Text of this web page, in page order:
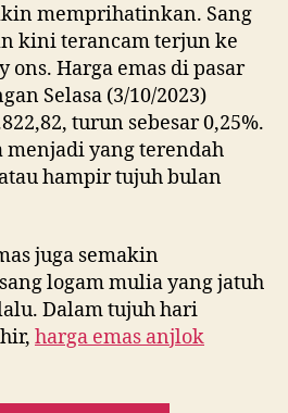
memprihatinkan. Sang
kini terancam terjun ke
ons. Harga emas di pasar
Selasa (3/10/2023)
turun sebesar 0,25%.
menjadi yang terendah
hampir tujuh bulan
juga semakin
logam mulia yang jatuh
Dalam tujuh hari
harga emas anjlok